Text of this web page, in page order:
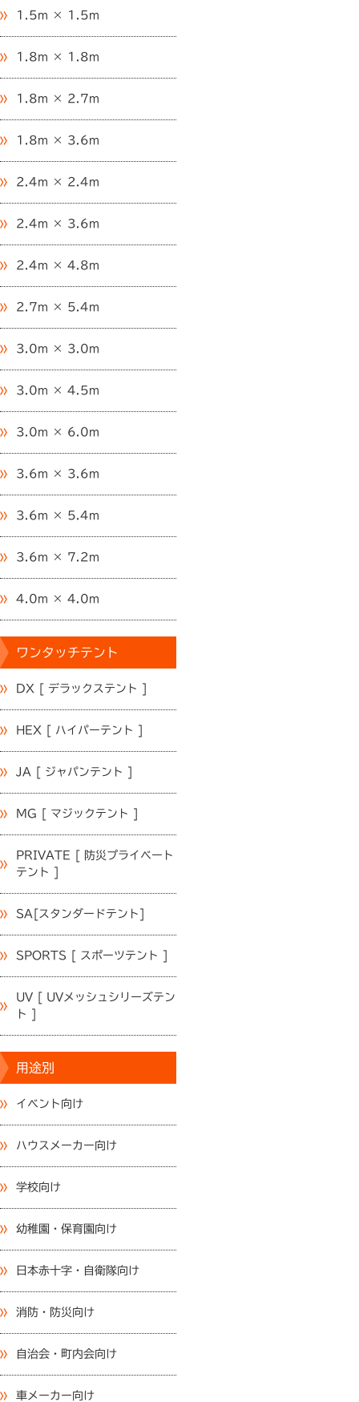
1.5m × 1.5m
1.8m × 1.8m
1.8m × 2.7m
1.8m × 3.6m
2.4m × 2.4m
2.4m × 3.6m
2.4m × 4.8m
2.7m × 5.4m
3.0m × 3.0m
3.0m × 4.5m
3.0m × 6.0m
3.6m × 3.6m
3.6m × 5.4m
3.6m × 7.2m
4.0m × 4.0m
ワンタッチテント
DX [ デラックステント ]
HEX [ ハイパーテント ]
JA [ ジャパンテント ]
MG [ マジックテント ]
PRIVATE [ 防災プライベート
テント ]
SA[スタンダードテント]
SPORTS [ スポーツテント ]
UV [ UVメッシュシリーズテン
ト ]
用途別
イベント向け
ハウスメーカー向け
学校向け
幼稚園・保育園向け
日本赤十字・自衛隊向け
消防・防災向け
自治会・町内会向け
車メーカー向け